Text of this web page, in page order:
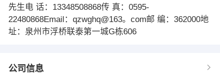
先生电 话：13348508868传 真：0595-
22480868Email：qzwghq@163。com邮 编：362000地
址：泉州市浮桥联泰第一城G栋606
公司信息